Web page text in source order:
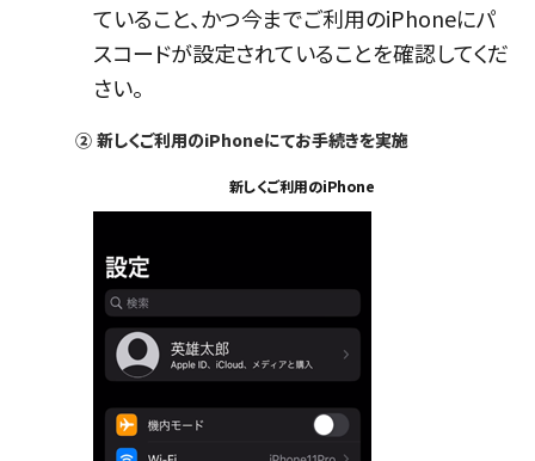
ていること、かつ今までご利用のiPhoneにパ
スコードが設定されていることを確認してくだ
さい。
② 新しくご利用のiPhoneにてお手続きを実施
新しくご利用のiPhone